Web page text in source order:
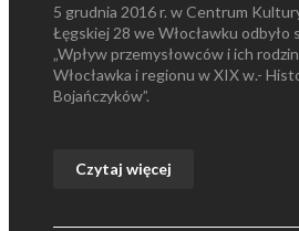
5 grudnia 2016 r. w Centrum
Łęgskiej 28 we Włocławku odbyło
„Wpływ przemysłowców i ich
Włocławka i regionu w XIX w.-
Bojańczyków”.
Czytaj więcej